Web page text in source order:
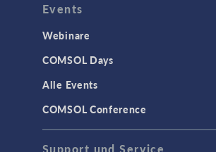
Events
Webinare
COMSOL Days
Alle Events
COMSOL Conference